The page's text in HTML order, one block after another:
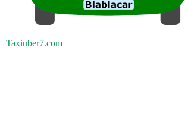
Taxiuber7.com